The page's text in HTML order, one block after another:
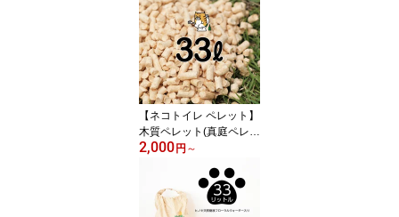
【ネコトイレ ペレット】
木質ペレット(真庭ペレッ
ト) 20kg〜木の猫砂 ペレ
砂 (ネコ砂・ねこ砂)用に
もOK!猫トイレ 香り
2,000円 ～